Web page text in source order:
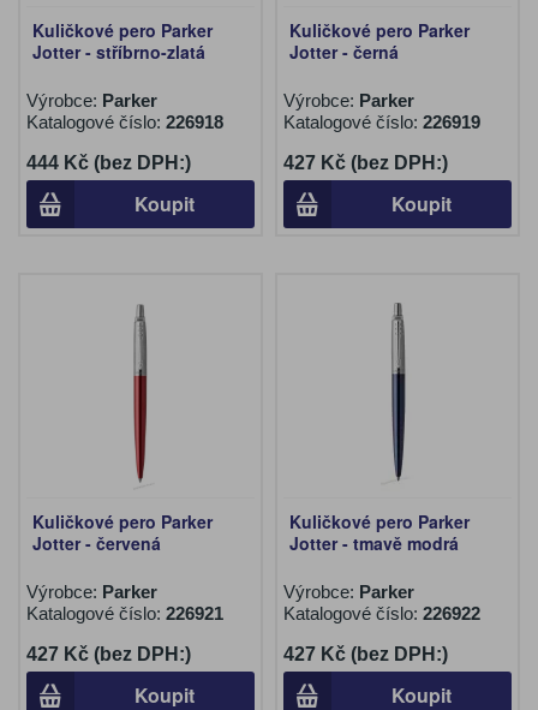
Kuličkové pero Parker
Jotter - stříbrno-zlatá
Výrobce: Parker
Katalogové číslo: 226918
444 Kč (bez DPH:)
Koupit
Kuličkové pero Parker
Jotter - černá
Výrobce: Parker
Katalogové číslo: 226919
427 Kč (bez DPH:)
Koupit
Kuličkové pero Parker
Jotter - červená
Výrobce: Parker
Katalogové číslo: 226921
427 Kč (bez DPH:)
Koupit
Kuličkové pero Parker
Jotter - tmavě modrá
Výrobce: Parker
Katalogové číslo: 226922
427 Kč (bez DPH:)
Koupit